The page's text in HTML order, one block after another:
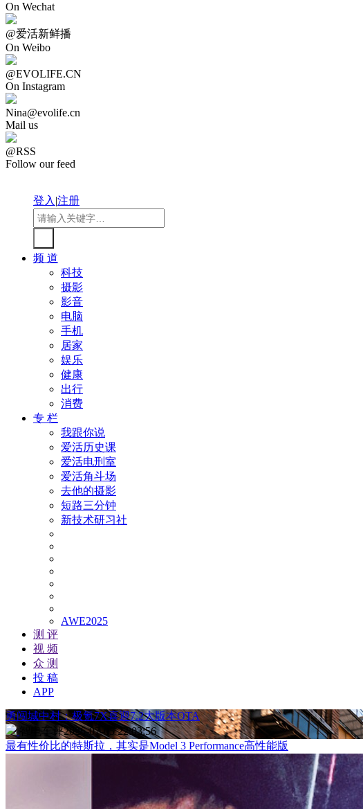
On Wechat
@爱活新鲜播
On Weibo
@EVOLIFE.CN
On Instagram
Nina@evolife.cn
Mail us
@RSS
Follow our feed
登入|注册
频 道
科技
摄影
影音
电脑
手机
居家
娱乐
健康
出行
消费
专 栏
我跟你说
爱活历史课
爱活电刑室
爱活角斗场
去他的摄影
短路三分钟
新技术研习社
AWE2025
测 评
视 频
众 测
投 稿
APP
勇闯城中村：极氪7X喜迎7.2大版本OTA
智电车评2026-07-05 22:03:56
最有性价比的特斯拉，其实是Model 3 Performance高性能版